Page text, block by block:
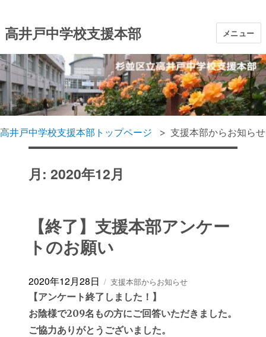
高井戸中学校支援本部 メニュー
高井戸中学校支援本部トップページ 支援本部からお知らせ
月: 2020年12月
【終了】支援本部アンケー
トのお願い
投
稿
日:
2020年12月28日
カ
テ
ゴ
リ
ー
支援本部からお知らせ
【アンケート終了しました！】
お陰様で209名もの方にご回答いただきました。
ご協力ありがとうございました。